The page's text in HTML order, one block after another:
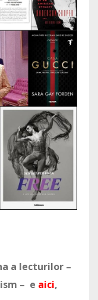
a lecturilor –
– e aici,